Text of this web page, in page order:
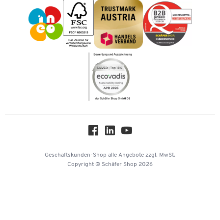
Impressum
Karriere
Kataloge
Geschäftskunden-Shop alle Angebote zzgl. MwSt.
Copyright © Schäfer Shop 2026